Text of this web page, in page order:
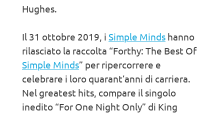
Hughes.
Il 31 ottobre 2019, i Simple Minds hanno
rilasciato la raccolta “Forthy: The Best Of
Simple Minds” per ripercorrere e
celebrare i loro quarant’anni di carriera.
Nel greatest hits, compare il singolo
inedito “For One Night Only” di King